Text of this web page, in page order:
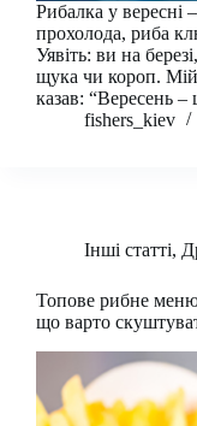
Рибалка у вересні
прохолода, риба
Уявіть: ви на
щука чи короп.
казав: “Вересень
fishers_kiev
Інші статті,
Топове рибне
що варто